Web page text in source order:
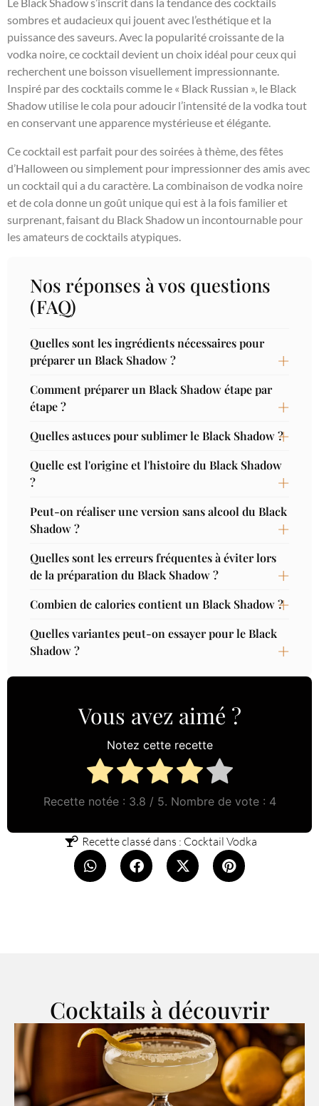
Le Black Shadow s’inscrit dans la tendance des cocktails
sombres et audacieux qui jouent avec l’esthétique et la
puissance des saveurs. Avec la popularité croissante de la
vodka noire, ce cocktail devient un choix idéal pour ceux qui
recherchent une boisson visuellement impressionnante.
Inspiré par des cocktails comme le « Black Russian », le Black
Shadow utilise le cola pour adoucir l’intensité de la vodka tout
en conservant une apparence mystérieuse et élégante.
Ce cocktail est parfait pour des soirées à thème, des fêtes
d’Halloween ou simplement pour impressionner des amis avec
un cocktail qui a du caractère. La combinaison de vodka noire
et de cola donne un goût unique qui est à la fois familier et
surprenant, faisant du Black Shadow un incontournable pour
les amateurs de cocktails atypiques.
Nos réponses à vos questions
(FAQ)
Quelles sont les ingrédients nécessaires pour
préparer un Black Shadow ?
Comment préparer un Black Shadow étape par
étape ?
Quelles astuces pour sublimer le Black Shadow ?
Quelle est l'origine et l'histoire du Black Shadow
?
Peut-on réaliser une version sans alcool du Black
Shadow ?
Quelles sont les erreurs fréquentes à éviter lors
de la préparation du Black Shadow ?
Combien de calories contient un Black Shadow ?
Quelles variantes peut-on essayer pour le Black
Shadow ?
Vous avez aimé ?
Notez cette recette
Recette notée : 3.8 / 5. Nombre de vote : 4
Recette classé dans : Cocktail Vodka
Cocktails à découvrir